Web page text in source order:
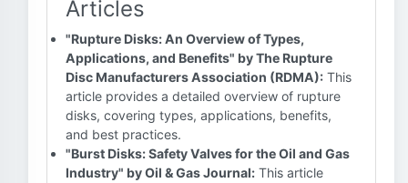
Articles
"Rupture Disks: An Overview of Types,
Applications, and Benefits" by The Rupture
Disc Manufacturers Association (RDMA): This
article provides a detailed overview of rupture
disks, covering types, applications, benefits,
and best practices.
"Burst Disks: Safety Valves for the Oil and Gas
Industry" by Oil & Gas Journal: This article